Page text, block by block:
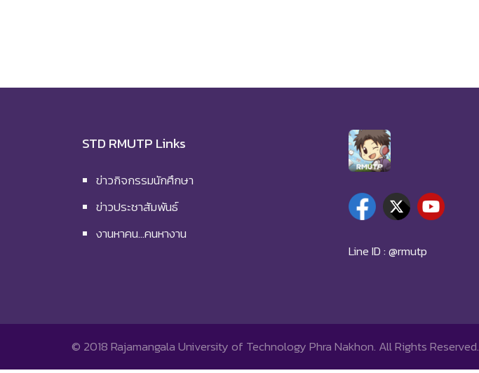
STD RMUTP Links
ข่าวกิจกรรมนักศึกษา
ข่าวประชาสัมพันธ์
งานหาคน…คนหางาน
Line ID : @rmutp
© 2018Rajamangala University of Technology Phra Nakhon. All Rights Reserved.